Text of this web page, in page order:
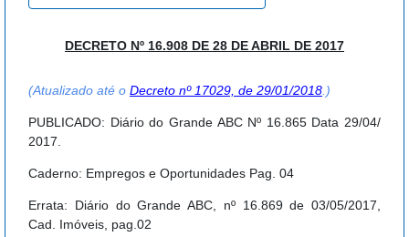
DECRETO Nº 16.908 DE 28 DE ABRIL DE 2017
(Atualizado até o Decreto nº 17029, de 29/01/2018 .)
PUBLICADO: Diário do Grande ABC Nº 16.865 Data 29/04/
2017.
Caderno: Empregos e Oportunidades Pag. 04
Errata: Diário do Grande ABC, nº 16.869 de 03/05/2017,
Cad. Imóveis, pag.02